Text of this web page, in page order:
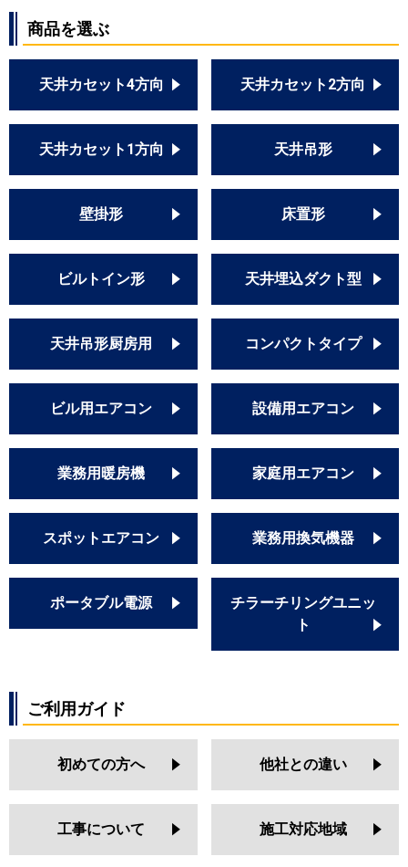
商品を選ぶ
天井カセット4方向 天井カセット2方向
天井カセット1方向 天井吊形
壁掛形 床置形
ビルトイン形 天井埋込ダクト型
天井吊形厨房用 コンパクトタイプ
ビル用エアコン 設備用エアコン
業務用暖房機 家庭用エアコン
スポットエアコン 業務用換気機器
ポータブル電源
チラーチリングユニッ
ト
ご利用ガイド
初めての方へ 他社との違い
工事について 施工対応地域